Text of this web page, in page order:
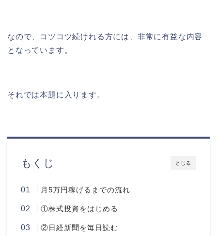
なので、コツコツ続けれる方には、非常に有益な内容
となっています。
それでは本題に入ります。
とじる
もくじ
月5万円稼げるまでの流れ
①株式投資をはじめる
②日経新聞を毎日読む